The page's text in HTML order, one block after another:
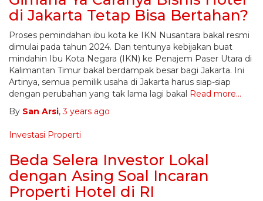
di Jakarta Tetap Bisa Bertahan?
Proses pemindahan ibu kota ke IKN Nusantara bakal resmi
dimulai pada tahun 2024. Dan tentunya kebijakan buat
mindahin Ibu Kota Negara (IKN) ke Penajem Paser Utara di
Kalimantan Timur bakal berdampak besar bagi Jakarta. Ini
Artinya, semua pemilik usaha di Jakarta harus siap-siap
dengan perubahan yang tak lama lagi bakal Read more…
By San Arsi,3 years ago
Investasi Properti
Beda Selera Investor Lokal
dengan Asing Soal Incaran
Properti Hotel di RI